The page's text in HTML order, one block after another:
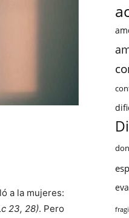
a la mujeres:
23, 28). Pero